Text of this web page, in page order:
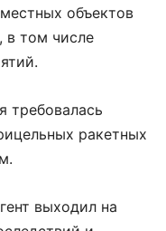
объектов
в том числе
требовалась
ракетных
выходил на